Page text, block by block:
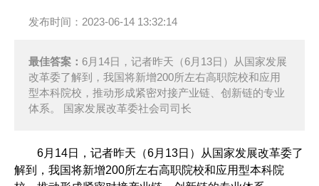
发布时间：2023-06-14 13:32:14
最佳答案： 6月14日，记者昨天（6月13日）从国家发展
改革委了解到，我国将新增200所左右高职院校和应用
型本科院校，推动形成紧密对接产业链、创新链的专业
体系。 国家发展改革委社会司司长
6月14日，记者昨天（6月13日）从国家发展改革委了
解到，我国将新增200所左右高职院校和应用型本科院